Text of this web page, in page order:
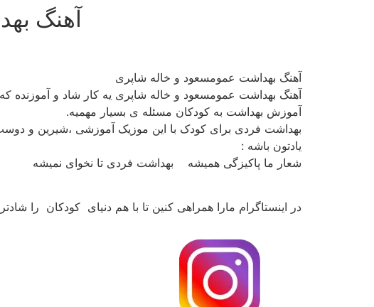
آهنگ
آهنگ بهداشت عمومسعود و خاله شاپری
آهنگ بهداشت عمومسعود و خاله شاپری یه کار شاد و آموزنده
آموزش بهداشت به کودکان مسئله ی بسیار مهمیه.
بهداشت فردی برای کودک با این موزیک آموزشی ،شیرین و
یادتون باشه :
شعار ما پاکیزگی همیشه بهداشت فردی تا نخوای نمیشه
در اینستاگرام مارا همراهی کنین تا با هم دنیای کودکان را